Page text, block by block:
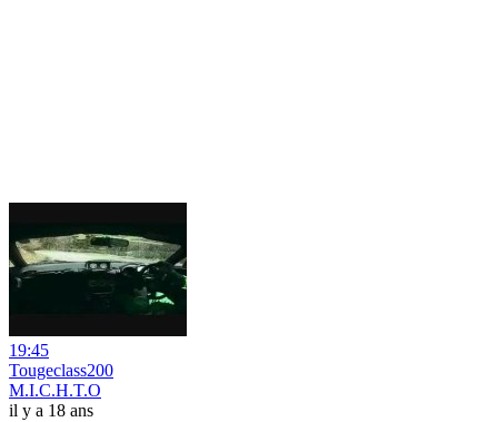
19:45
Tougeclass200
M.I.C.H.T.O
il y a 18 ans